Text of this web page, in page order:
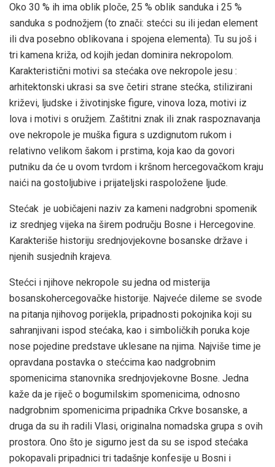
Oko 30 % ih ima oblik ploče, 25 % oblik sanduka i 25 %
sanduka s podnožjem (to znači: stećci su ili jedan element
ili dva posebno oblikovana i spojena elementa). Tu su još i
tri kamena križa, od kojih jedan dominira nekropolom.
Karakteristični motivi sa stećaka ove nekropole jesu :
arhitektonski ukrasi sa sve četiri strane stećka, stilizirani
križevi, ljudske i životinjske figure, vinova loza, motivi iz
lova i motivi s oružjem. Zaštitni znak ili znak raspoznavanja
ove nekropole je muška figura s uzdignutom rukom i
relativno velikom šakom i prstima, koja kao da govori
putniku da će u ovom tvrdom i kršnom hercegovačkom kraju
naići na gostoljubive i prijateljski raspoložene ljude.
Stećak je uobičajeni naziv za kameni nadgrobni spomenik
iz srednjeg vijeka na širem području Bosne i Hercegovine.
Karakteriše historiju srednjovjekovne bosanske države i
njenih susjednih krajeva.
Stećci i njihove nekropole su jedna od misterija
bosanskohercegovačke historije. Najveće dileme se svode
na pitanja njihovog porijekla, pripadnosti pokojnika koji su
sahranjivani ispod stećaka, kao i simboličkih poruka koje
nose pojedine predstave uklesane na njima. Najviše time je
opravdana postavka o stećcima kao nadgrobnim
spomenicima stanovnika srednjovjekovne Bosne. Jedna
kaže da je riječ o bogumilskim spomenicima, odnosno
nadgrobnim spomenicima pripadnika Crkve bosanske, a
druga da su ih radili Vlasi, originalna nomadska grupa s ovih
prostora. Ono što je sigurno jest da su se ispod stećaka
pokopavali pripadnici tri tadašnje konfesije u Bosni i